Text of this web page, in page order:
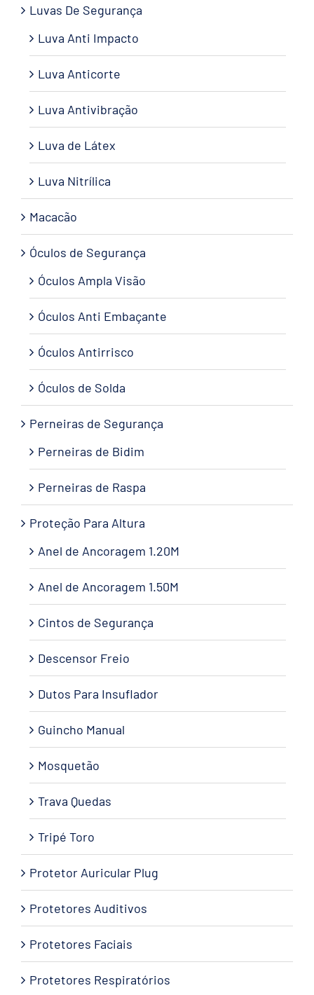
Luvas De Segurança
Luva Anti Impacto
Luva Anticorte
Luva Antivibração
Luva de Látex
Luva Nitrílica
Macacão
Óculos de Segurança
Óculos Ampla Visão
Óculos Anti Embaçante
Óculos Antirrisco
Óculos de Solda
Perneiras de Segurança
Perneiras de Bidim
Perneiras de Raspa
Proteção Para Altura
Anel de Ancoragem 1.20M
Anel de Ancoragem 1.50M
Cintos de Segurança
Descensor Freio
Dutos Para Insuflador
Guincho Manual
Mosquetão
Trava Quedas
Tripé Toro
Protetor Auricular Plug
Protetores Auditivos
Protetores Faciais
Protetores Respiratórios